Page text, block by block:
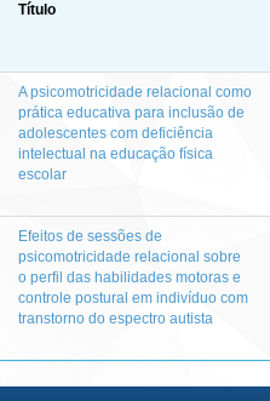
Título
A psicomotricidade relacional como
prática educativa para inclusão de
adolescentes com deficiência
intelectual na educação física
escolar
Efeitos de sessões de
psicomotricidade relacional sobre
o perfil das habilidades motoras e
controle postural em indivíduo com
transtorno do espectro autista